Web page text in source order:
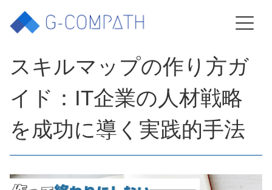
2025年12月18日 07:09
スキルマップの作り方ガ
イド：IT企業の人材戦略
を成功に導く実践的手法